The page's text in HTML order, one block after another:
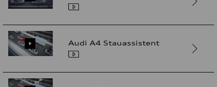
Audi A4 Stauassistent